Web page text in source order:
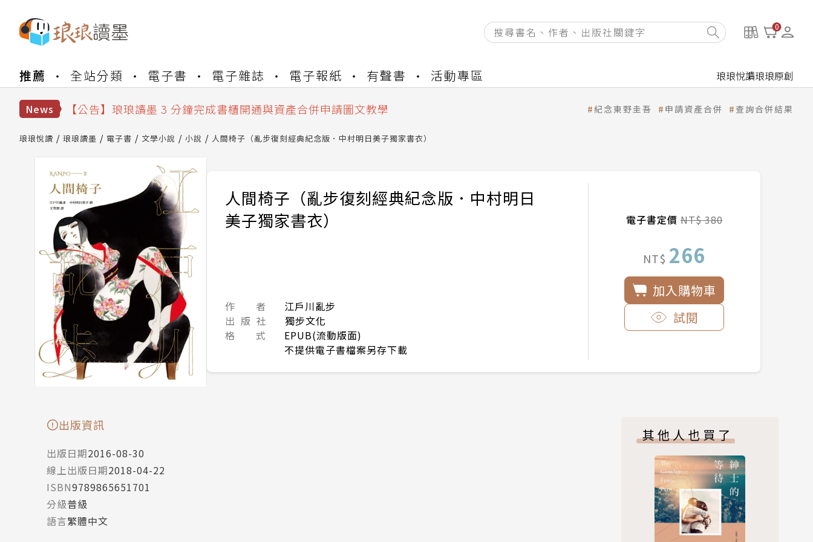
0
推薦 全站分類 電子書 電子雜誌 電子報紙 有聲書 活動專區 琅琅悅讀琅琅原創
News
【公告】琅琅讀墨數位閱讀資產合併與書櫃開通申請
【公告】琅琅讀墨 3 分鐘完成書櫃開通與資產合併申請圖文教學
【公告】琅琅讀墨數位閱讀資產合併與書櫃開通申請
紀念東野圭吾 申請資產合併 查詢合併結果
琅琅悅讀 琅琅讀墨 電子書 文學小說 小說 人間椅子（亂步復刻經典紀念版．中村明日美子獨家書衣）
人間椅子（亂步復刻經典紀念版．中村明日
美子獨家書衣）
作 者
江戶川亂步
出 版 社
獨步文化
格 式
EPUB(流動版面)
不提供電子書檔案另存下載
電子書定價NT$ 380
NT$ 266
加入購物車
試閱
出版資訊
出版日期2016-08-30
線上出版日期2018-04-22
ISBN9789865651701
分級普級
語言繁體中文
其他人也買了